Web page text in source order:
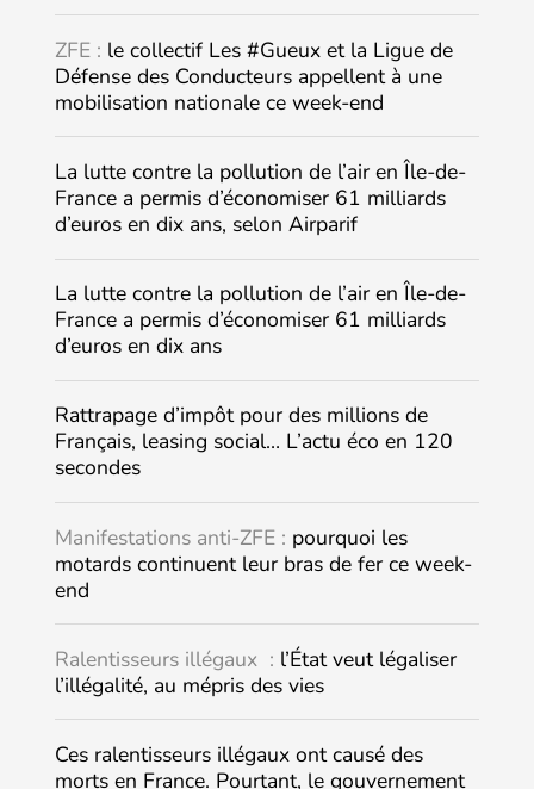
ZFE : le collectif Les #Gueux et la Ligue de
Défense des Conducteurs appellent à une
mobilisation nationale ce week-end
La lutte contre la pollution de l’air en Île-de-
France a permis d’économiser 61 milliards
d’euros en dix ans, selon Airparif
La lutte contre la pollution de l’air en Île-de-
France a permis d’économiser 61 milliards
d’euros en dix ans
Rattrapage d’impôt pour des millions de
Français, leasing social… L’actu éco en 120
secondes
Manifestations anti-ZFE : pourquoi les
motards continuent leur bras de fer ce week-
end
Ralentisseurs illégaux : l’État veut légaliser
l’illégalité, au mépris des vies
Ces ralentisseurs illégaux ont causé des
morts en France. Pourtant, le gouvernement